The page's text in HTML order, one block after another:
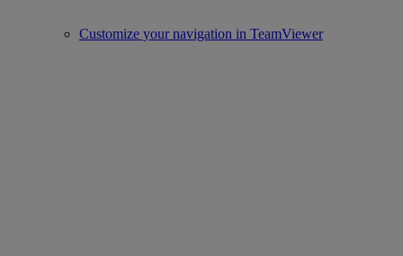
Customize your navigation in TeamViewer